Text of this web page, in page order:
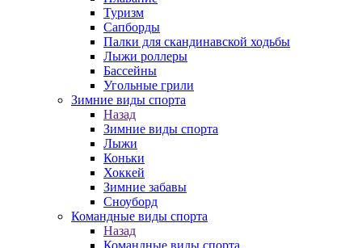
Туризм
Сапборды
Палки для скандинавской ходьбы
Лыжи роллеры
Бассейны
Угольные грили
Зимние виды спорта
Назад
Зимние виды спорта
Лыжи
Коньки
Хоккей
Зимние забавы
Сноуборд
Командные виды спорта
Назад
Командные виды спорта